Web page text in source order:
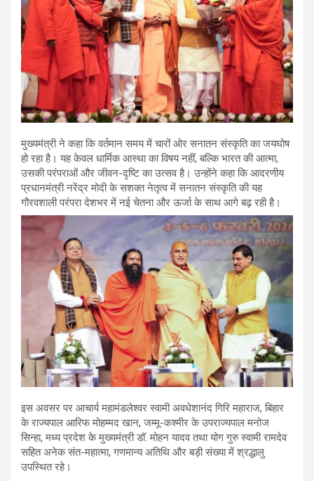
मुख्यमंत्री ने कहा कि वर्तमान समय में चारों ओर सनातन संस्कृति का जयघोष
हो रहा है। यह केवल धार्मिक आस्था का विषय नहीं, बल्कि भारत की आत्मा,
उसकी परंपराओं और जीवन-दृष्टि का उत्सव है। उन्होंने कहा कि आदरणीय
प्रधानमंत्री नरेंद्र मोदी के सशक्त नेतृत्व में सनातन संस्कृति की यह
गौरवशाली परंपरा देशभर में नई चेतना और ऊर्जा के साथ आगे बढ़ रही है।
इस अवसर पर आचार्य महामंडलेश्वर स्वामी अवधेशानंद गिरि महाराज, बिहार
के राज्यपाल आरिफ मोहम्मद खान, जम्मू-कश्मीर के उपराज्यपाल मनोज
सिन्हा, मध्य प्रदेश के मुख्यमंत्री डॉ. मोहन यादव तथा योग गुरु स्वामी रामदेव
सहित अनेक संत-महात्मा, गणमान्य अतिथि और बड़ी संख्या में श्रद्धालु
उपस्थित रहे।